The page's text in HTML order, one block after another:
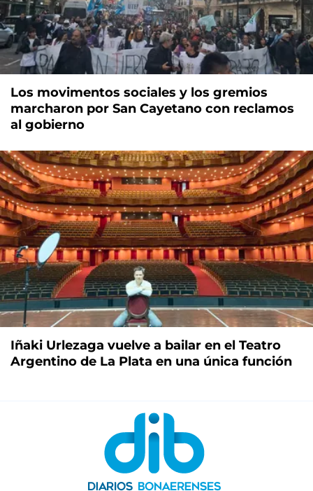
Los movimentos sociales y los gremios
marcharon por San Cayetano con reclamos
al gobierno
Iñaki Urlezaga vuelve a bailar en el Teatro
Argentino de La Plata en una única función